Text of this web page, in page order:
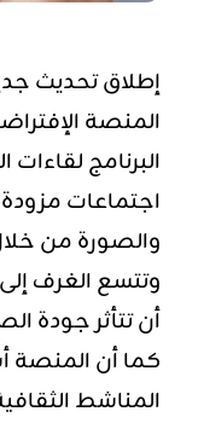
المنصة
البرنامج
اجتماعات
والصورة من
وتتسع الغرف
أن تتأثر جودة
كما أن المنصة
المناشط